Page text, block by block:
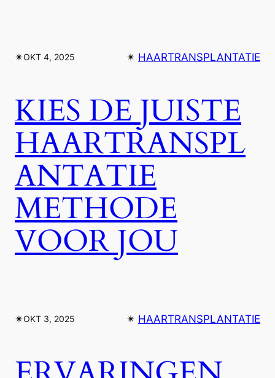
✴︎OKT 4, 2025 ✴︎ HAARTRANSPLANTATIE
KIES DE JUISTE
HAARTRANSPL
ANTATIE
METHODE
VOOR JOU
✴︎OKT 3, 2025 ✴︎ HAARTRANSPLANTATIE